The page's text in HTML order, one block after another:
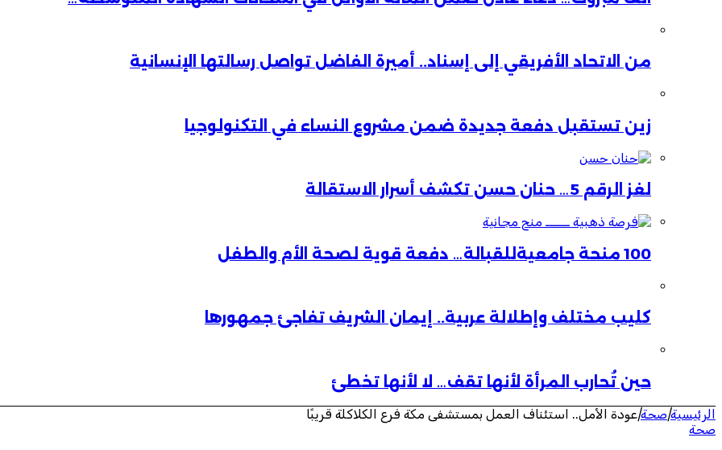
من الاتحاد الأفريقي إلى إسناد.. أميرة الفاضل تواصل رسالتها الإنسانية
زين تستقبل دفعة جديدة ضمن مشروع النساء في التكنولوجيا
لغز الرقم 5… حنان حسن تكشف أسرار الاستقالة
100 منحة جامعيةللقبالة… دفعة قوية لصحة الأم والطفل
كليب مختلف وإطلالة عربية.. إيمان الشريف تفاجئ جمهورها
حين تُحارب المرأة لأنها تقف… لا لأنها تخطئ
الرئيسية|صحة|عودة الأمل.. استئناف العمل بمستشفى مكة فرع الكلاكلة قريبًا
صحة